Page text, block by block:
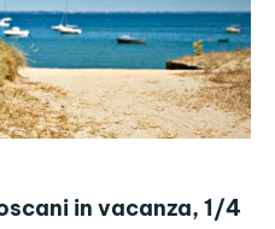
in vacanza, 1/4